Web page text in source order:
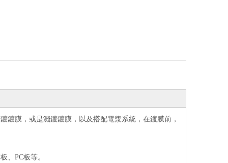
鍍膜，或是濺鍍鍍膜，以及搭配電漿系統，在鍍膜前，
、PC板等。